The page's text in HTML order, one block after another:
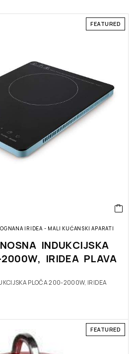
FEATURED
IRIDEA - MALI KUĆANSKI APARATI
INDUKCIJSKA
IRIDEA PLAVA
PLOČA 200-2000W, IRIDEA
FEATURED